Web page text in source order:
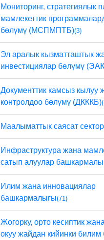
Мониторинг, стратегиялык
мамлекеттик
бөлүмү (МСПМПТБ)(3)
Эл аралык кызматташтык
инвестициялар бөлүмү
Документтик камсыз кылуу
контролдоо бөлүмү (ДКККБ)
Маалыматтык саясат
Инфраструктура жана
сатып алуулар
Илим жана инновациялар
башкармалыгы(71)
Жогорку, орто кесиптик
окуу жайдан кийинки билим